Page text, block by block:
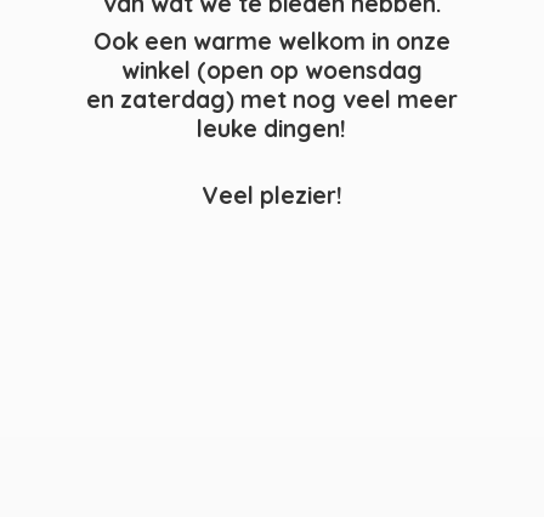
Ook een warme welkom in onze
winkel (open op woensdag
en zaterdag) met nog veel meer
leuke dingen!
Veel plezier!